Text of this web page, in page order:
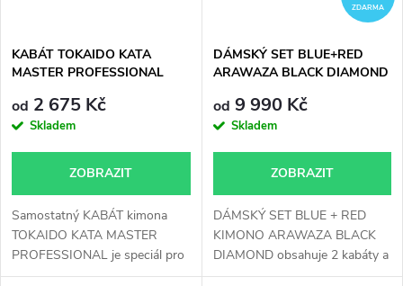
KABÁT TOKAIDO KATA
MASTER PROFESSIONAL
od 2 675 Kč
Skladem
ZOBRAZIT
Samostatný KABÁT kimona
TOKAIDO KATA MASTER
PROFESSIONAL je speciál pro
cvičení kata od...
ZDARMA
DÁMSKÝ SET BLUE+RED
ARAWAZA BLACK DIAMOND
od 9 990 Kč
Skladem
ZOBRAZIT
DÁMSKÝ SET BLUE + RED
KIMONO ARAWAZA BLACK
DIAMOND obsahuje 2 kabáty a
1x kalhoty....